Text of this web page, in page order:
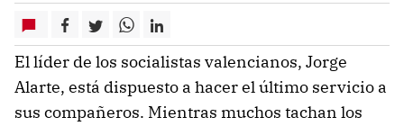
El líder de los socialistas valencianos, Jorge
Alarte, está dispuesto a hacer el último servicio a
sus compañeros. Mientras muchos tachan los